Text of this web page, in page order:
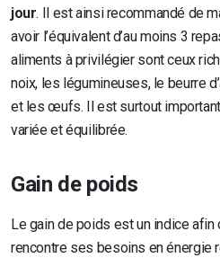
jour. Il est ainsi recommandé de
avoir l’équivalent d’au moins 3
aliments à privilégier sont ceux
noix, les légumineuses, le beurre
et les œufs. Il est surtout important
variée et équilibrée.
Gain de poids
Le gain de poids est un indice
rencontre ses besoins en énergie